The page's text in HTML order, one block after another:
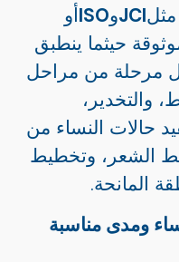
JCIوISOأو
حيثما ينطبق
مرحلة من مراحل
والتخدير،
حالات النساء من
الشعر، وتخطيط
المانحة.
ومدى مناسبة